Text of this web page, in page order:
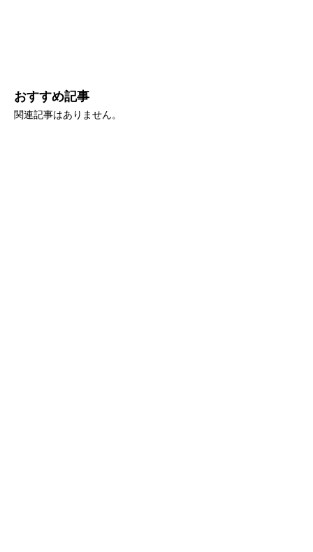
おすすめ記事
関連記事はありません。